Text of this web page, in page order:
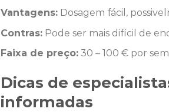
Vantagens: Dosagem fácil,
Contras: Pode ser mais difícil de
Faixa de preço: 30 – 100 € por
Dicas de
informadas